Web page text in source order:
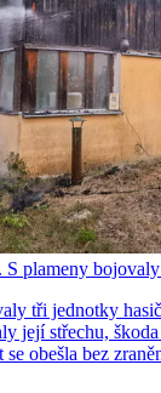
S plameny
tři jednotky
její střechu,
obešla bez